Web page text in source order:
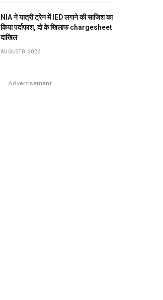
NIA ने यात्री ट्रेन में IED लगाने की साजिश का
किया पर्दाफाश, दो के खिलाफ chargesheet
दाखिल
AUGUST 8, 2026
Advertisement